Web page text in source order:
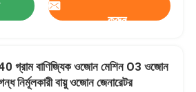
করুন
গ্রাম বাণিজ্যিক ওজোন মেশিন O3 ওজোন
নির্মূলকারী বায়ু ওজোন জেনারেটর